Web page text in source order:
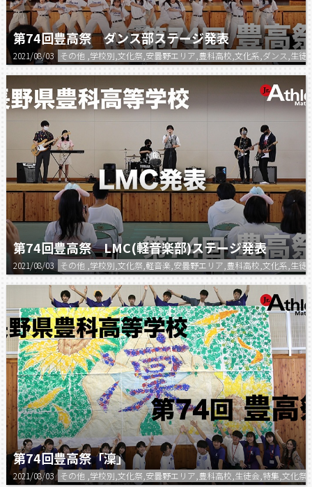
第74回豊高祭 ダンス部ステージ発表
2021/08/03 その他 ,学校別,文化祭,安曇野エリア,豊科高校,文化系,ダンス,生徒
第74回豊高祭 LMC(軽音楽部)ステージ発表
2021/08/03 その他 ,学校別,文化祭,軽音楽,安曇野エリア,豊科高校,文化系,生徒
第74回豊高祭「澟」
2021/08/03 その他 ,学校別,文化祭,安曇野エリア,豊科高校,生徒会,特集,文化祭